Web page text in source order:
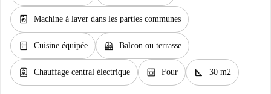
local_laundry_service Machine à laver dans les parties communes
kitchen Cuisine équipée balcony Balcon ou terrasse
water_heater Chauffage central électrique oven_gen Four square_foot 30 m2